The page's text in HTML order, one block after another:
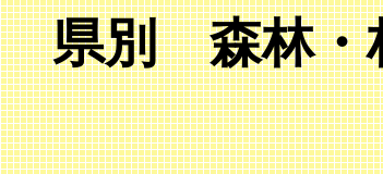
県別 森林・